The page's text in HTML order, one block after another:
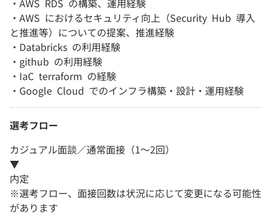
・AWS RDS の構築、運用経験
・AWS におけるセキュリティ向上（Security Hub 導入
と推進等）についての提案、推進経験
・Databricks の利用経験
・github の利用経験
・IaC terraform の経験
・Google Cloud でのインフラ構築・設計・運用経験
選考フロー
カジュアル面談／通常面接（1～2回）
▼
内定
※選考フロー、面接回数は状況に応じて変更になる可能性
があります